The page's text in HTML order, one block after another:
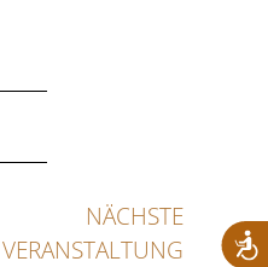
NÄCHSTE
VERANSTALTUNG